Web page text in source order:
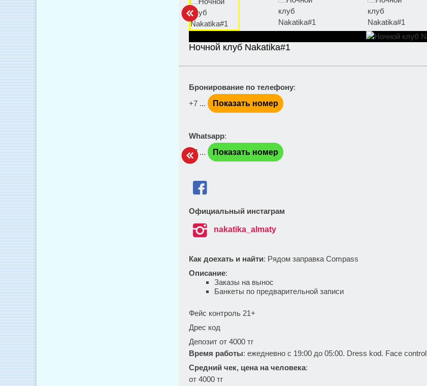
Ночной клуб Nakatika#1
Бронирование по телефону:
+7 ...
Показать номер
Whatsapp:
+7 ...
Показать номер

Официальный инстаграм
 nakatika_almaty
Как доехать и найти: Рядом заправка Compass
Описание:
Заказы на вынос
Банкеты по предварительной записи
Фейс контроль 21+
Дрес код
Депозит от 4000 тг
Время работы: ежедневно с 19:00 до 05:00. Dress kod. Face control
Средний чек, цена на человека:
от 4000 тг